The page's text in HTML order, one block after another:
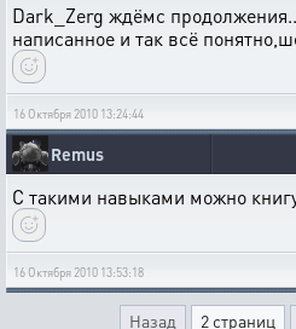
Dark_Zerg ждёмс
написанное и так всё
16 Октября 2010 13:24:44
Remus
С такими навыками можно
16 Октября 2010 13:53:18
Назад 2 страниц